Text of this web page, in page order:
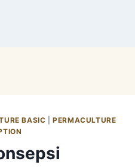
BASIC |PERMACULTURE